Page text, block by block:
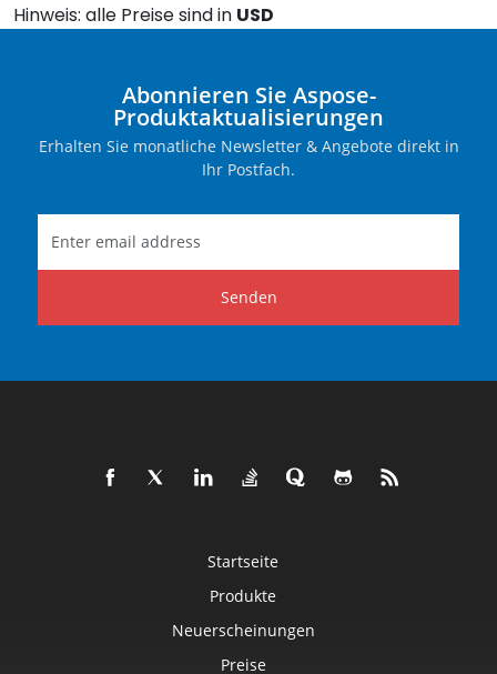
Hinweis: alle Preise sind in USD
Abonnieren Sie Aspose-
Produktaktualisierungen
Erhalten Sie monatliche Newsletter & Angebote direkt in
Ihr Postfach.
Senden
Startseite
Produkte
Neuerscheinungen
Preise